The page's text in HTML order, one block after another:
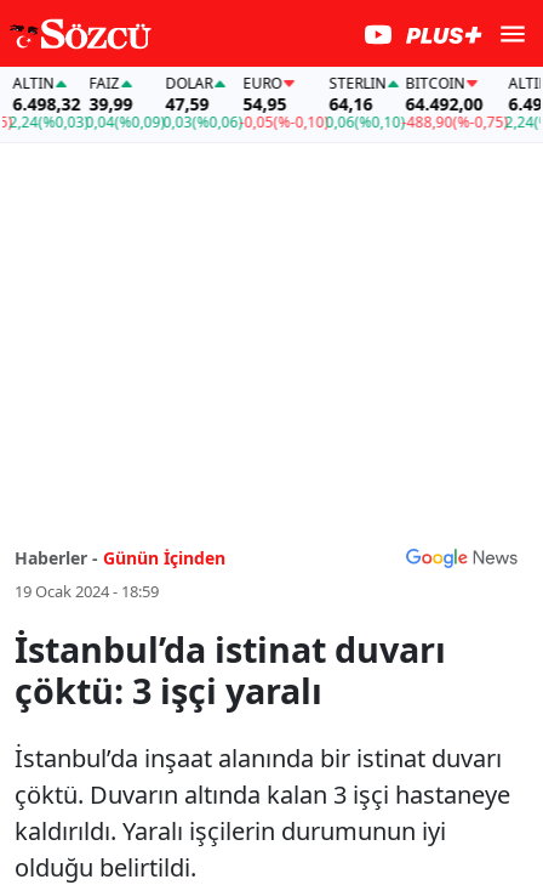
(%0,03)
FAİZ
39,99
0,04(%0,09)
DOLAR
47,59
0,03(%0,06)
EURO
54,95
-0,05(%-0,10)
STERLIN
64,16
0,06(%0,10)
BITCOIN
64.492,00
-488,90(%-0,75)
ALTIN
2,24
Haberler - Günün İçinden
19 Ocak 2024 - 18:59
İstanbul’da istinat duvarı
çöktü: 3 işçi yaralı
İstanbul’da inşaat alanında bir istinat duvarı
çöktü. Duvarın altında kalan 3 işçi hastaneye
kaldırıldı. Yaralı işçilerin durumunun iyi
olduğu belirtildi.